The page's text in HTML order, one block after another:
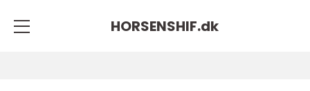
HORSENSHIF.dk